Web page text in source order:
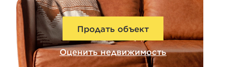
Продать объект
Оценить недвижимость